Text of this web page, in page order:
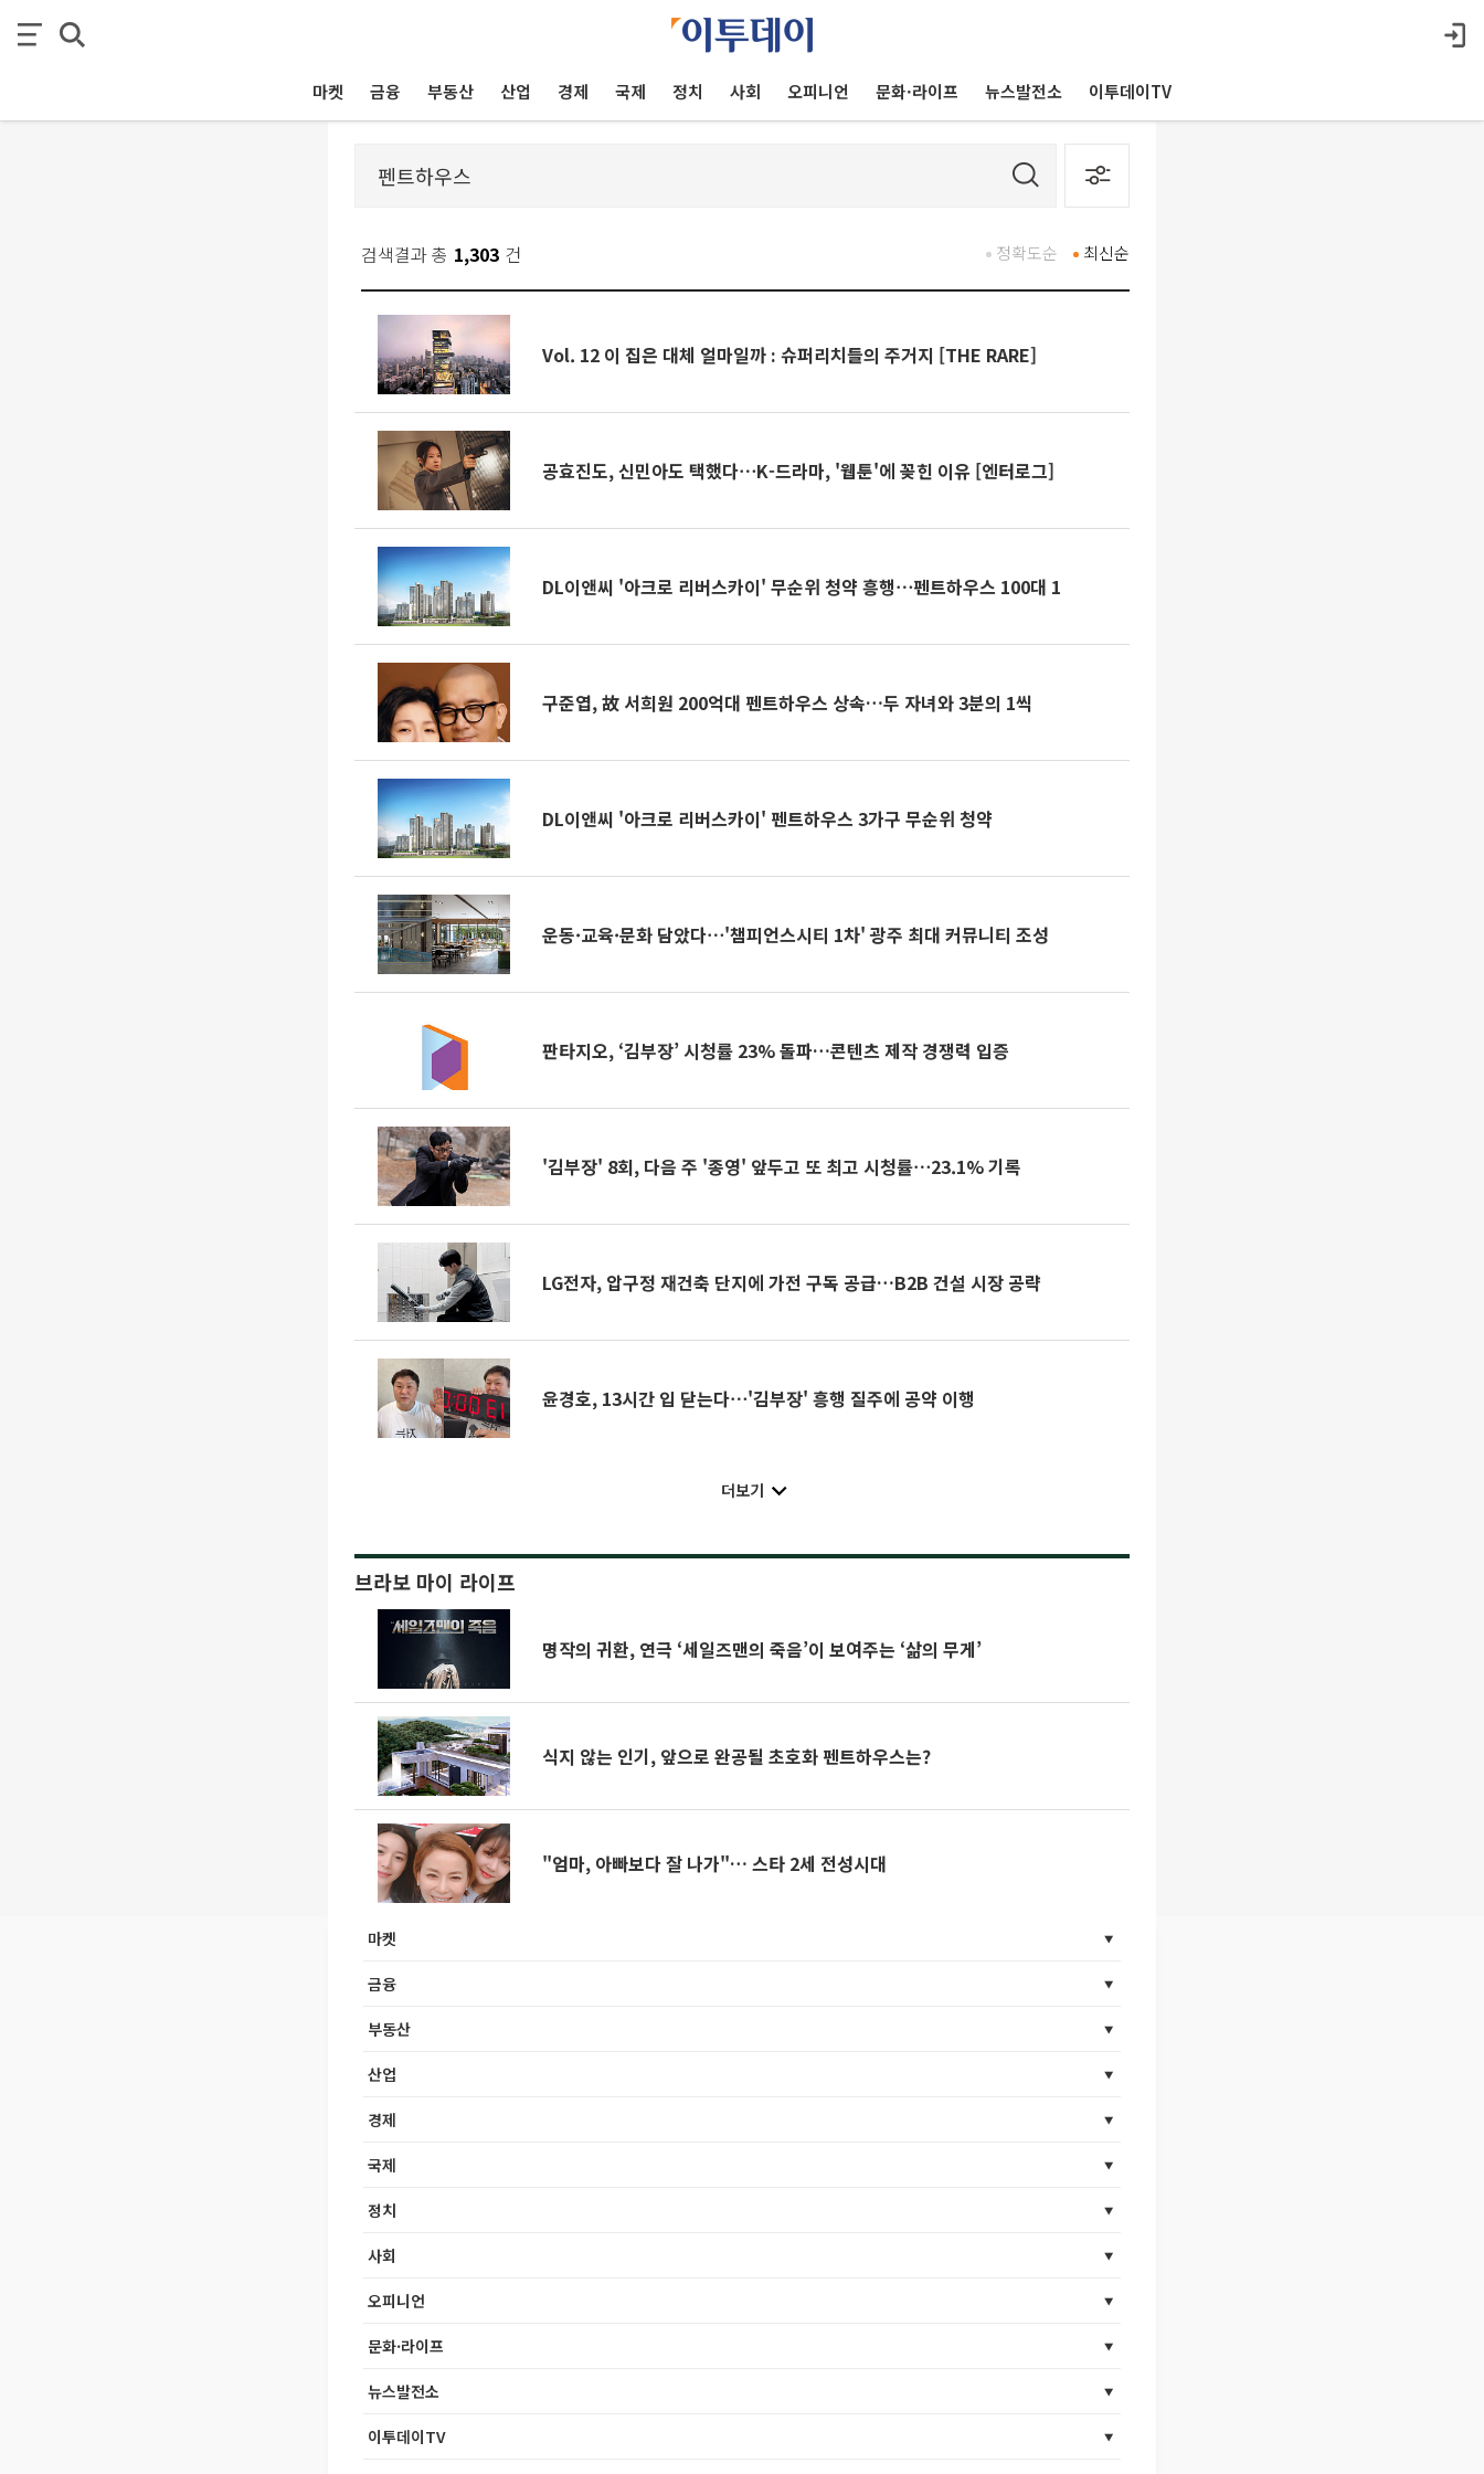
마켓 금융 부동산 산업 경제 국제 정치 사회 오피니언 문화·라이프 뉴스발전소 이투데이TV
검색결과 총 1,303 건 최신순
정확도순
Vol. 12 이 집은 대체 얼마일까 : 슈퍼리치들의 주거지 [THE RARE]
공효진도, 신민아도 택했다⋯K-드라마, '웹툰'에 꽂힌 이유 [엔터로그]
DL이앤씨 '아크로 리버스카이' 무순위 청약 흥행⋯펜트하우스 100대 1
구준엽, 故 서희원 200억대 펜트하우스 상속…두 자녀와 3분의 1씩
DL이앤씨 '아크로 리버스카이' 펜트하우스 3가구 무순위 청약
운동·교육·문화 담았다⋯'챔피언스시티 1차' 광주 최대 커뮤니티 조성
판타지오, ‘김부장’ 시청률 23% 돌파…콘텐츠 제작 경쟁력 입증
'김부장' 8회, 다음 주 '종영' 앞두고 또 최고 시청률⋯23.1% 기록
LG전자, 압구정 재건축 단지에 가전 구독 공급…B2B 건설 시장 공략
윤경호, 13시간 입 닫는다⋯'김부장' 흥행 질주에 공약 이행
더보기
브라보 마이 라이프
명작의 귀환, 연극 ‘세일즈맨의 죽음’이 보여주는 ‘삶의 무게’
식지 않는 인기, 앞으로 완공될 초호화 펜트하우스는?
"엄마, 아빠보다 잘 나가"… 스타 2세 전성시대
마켓
금융
부동산
산업
경제
국제
정치
사회
오피니언
문화·라이프
뉴스발전소
이투데이TV